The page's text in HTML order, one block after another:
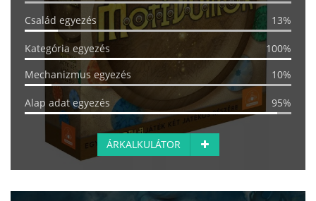
Család egyezés 13%
Kategória egyezés
100%
Mechanizmus egyezés
10%
Alap adat egyezés 95%
ÁRKALKULÁTOR